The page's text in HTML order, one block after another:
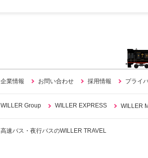
企業情報 お問い合わせ 採用情報 プライ
WILLER Group WILLER EXPRESS WILLER
高速バス・夜行バスのWILLER TRAVEL